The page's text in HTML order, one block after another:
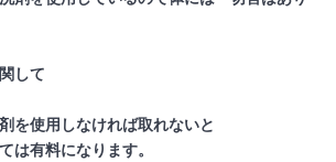
して
を使用しなければ取れないと
は有料になります。